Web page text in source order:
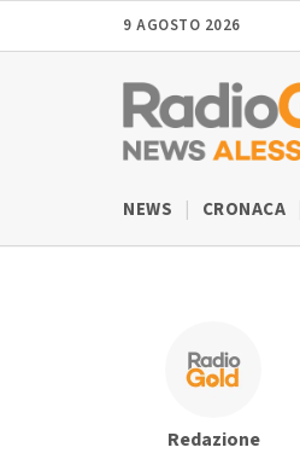
9 AGOSTO 2026
NEWS CRONACA
Redazione